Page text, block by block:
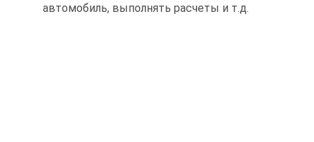
автомобиль, выполнять расчеты и т.д.